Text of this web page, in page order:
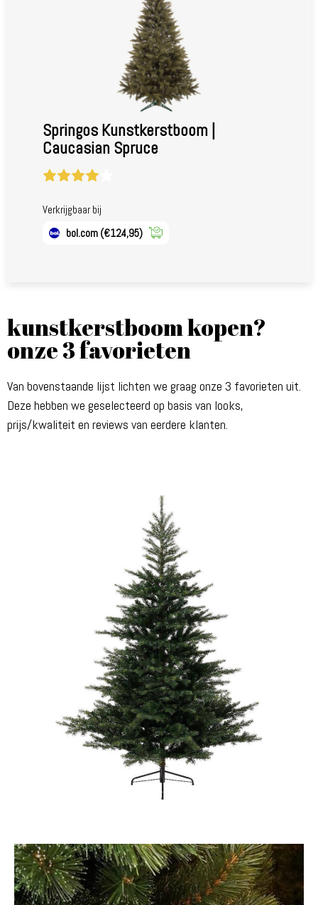
Springos Kunstkerstboom |
Caucasian Spruce
Verkrijgbaar bij
bol.com (€124,95)
kunstkerstboom kopen?
onze 3 favorieten
Van bovenstaande lijst lichten we graag onze 3 favorieten uit.
Deze hebben we geselecteerd op basis van looks,
prijs/kwaliteit en reviews van eerdere klanten.